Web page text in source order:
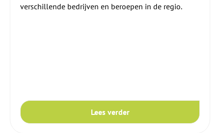
verschillende bedrijven en beroepen in de regio.
Lees verder